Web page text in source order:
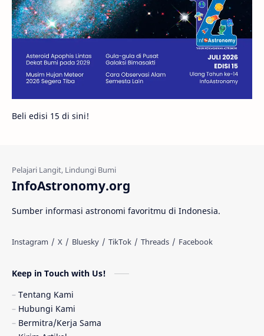
Gambar Harian Titan
Bintang Neutron Hubble Tips
Juno Bintang Biner
Fakta Galaksi Spiral
Gerhana Matahari
Quasar
Beli edisi 15 di sini!
InfoAstronomy.org
Sumber informasi astronomi favoritmu di Indonesia.
Keep in Touch with Us!
Tentang Kami
Hubungi Kami
Bermitra/Kerja Sama